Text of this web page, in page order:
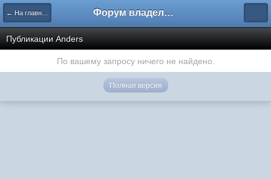
← На главную Форум владельцев интернет-магазинов
Публикации Anders
По вашему запросу ничего не найдено.
Полная версия